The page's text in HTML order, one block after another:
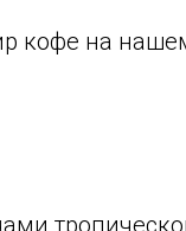
на